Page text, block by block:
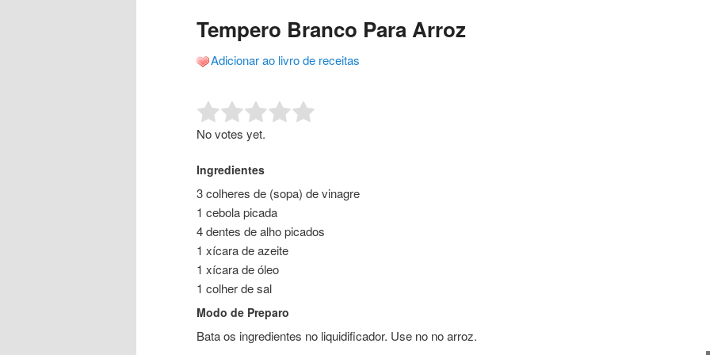
conteúdo
conteúdo
Tempero Branco Para Arroz
Adicionar ao livro de receitas
Rate this item:
No votes yet.
Ingredientes
3 colheres de (sopa) de vinagre
1 cebola picada
4 dentes de alho picados
1 xícara de azeite
1 xícara de óleo
1 colher de sal
Modo de Preparo
Bata os ingredientes no liquidificador. Use no no arroz.